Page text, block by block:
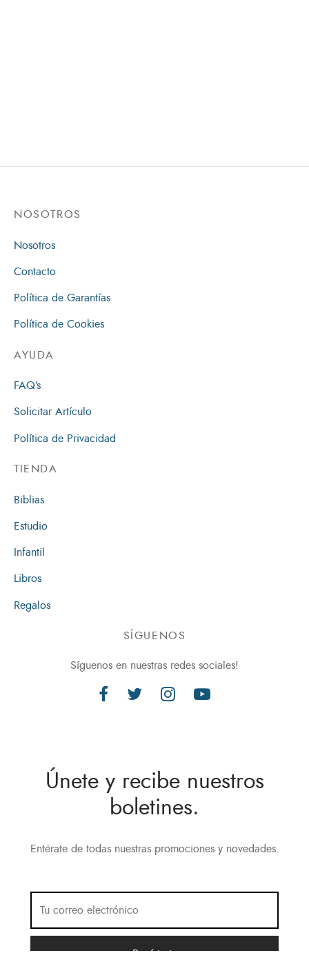
NOSOTROS
Nosotros
Contacto
Política de Garantías
Política de Cookies
AYUDA
FAQ’s
Solicitar Artículo
Política de Privacidad
TIENDA
Biblias
Estudio
Infantil
Libros
Regalos
SÍGUENOS
Síguenos en nuestras redes sociales!
Únete y recibe nuestros
boletines.
Entérate de todas nuestras promociones y novedades.